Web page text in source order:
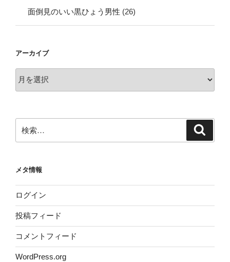
面倒見のいい黒ひょう男性 (26)
アーカイブ
ー
索:
メタ情報
ログイン
投稿フィード
コメントフィード
WordPress.org